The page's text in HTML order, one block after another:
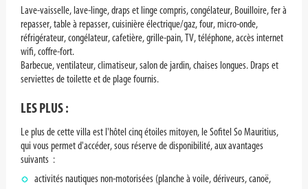
Lave-vaisselle, lave-linge, draps et linge compris, congélateur, Bouilloire, fer à
repasser, table à repasser, cuisinière électrique/gaz, four, micro-onde,
réfrigérateur, congélateur, cafetière, grille-pain, TV, téléphone, accès internet
wifi, coffre-fort.
Barbecue, ventilateur, climatiseur, salon de jardin, chaises longues. Draps et
serviettes de toilette et de plage fournis.
LES PLUS :
Le plus de cette villa est l'hôtel cinq étoiles mitoyen, le Sofitel So Mauritius,
qui vous permet d'accéder, sous réserve de disponibilité, aux avantages
suivants :
activités nautiques non-motorisées (planche à voile, dériveurs, canoë,